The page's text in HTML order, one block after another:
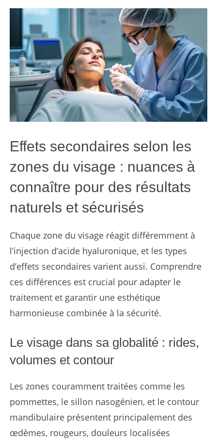
Effets secondaires selon les
zones du visage : nuances à
connaître pour des résultats
naturels et sécurisés
Chaque zone du visage réagit différemment à
l’injection d’acide hyaluronique, et les types
d’effets secondaires varient aussi. Comprendre
ces différences est crucial pour adapter le
traitement et garantir une esthétique
harmonieuse combinée à la sécurité.
Le visage dans sa globalité : rides,
volumes et contour
Les zones couramment traitées comme les
pommettes, le sillon nasogénien, et le contour
mandibulaire présentent principalement des
œdèmes, rougeurs, douleurs localisées